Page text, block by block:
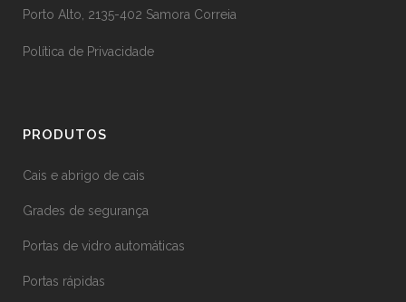
Porto Alto, 2135-402 Samora Correia
Política de Privacidade
PRODUTOS
Cais e abrigo de cais
Grades de segurança
Portas de vidro automáticas
Portas rápidas